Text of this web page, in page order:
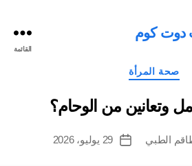
كوم
القائمة
التصنيفات
صحة المرأة
وتعانين من الوحام؟
الطبي
تاريخ
29 يوليو، 2026